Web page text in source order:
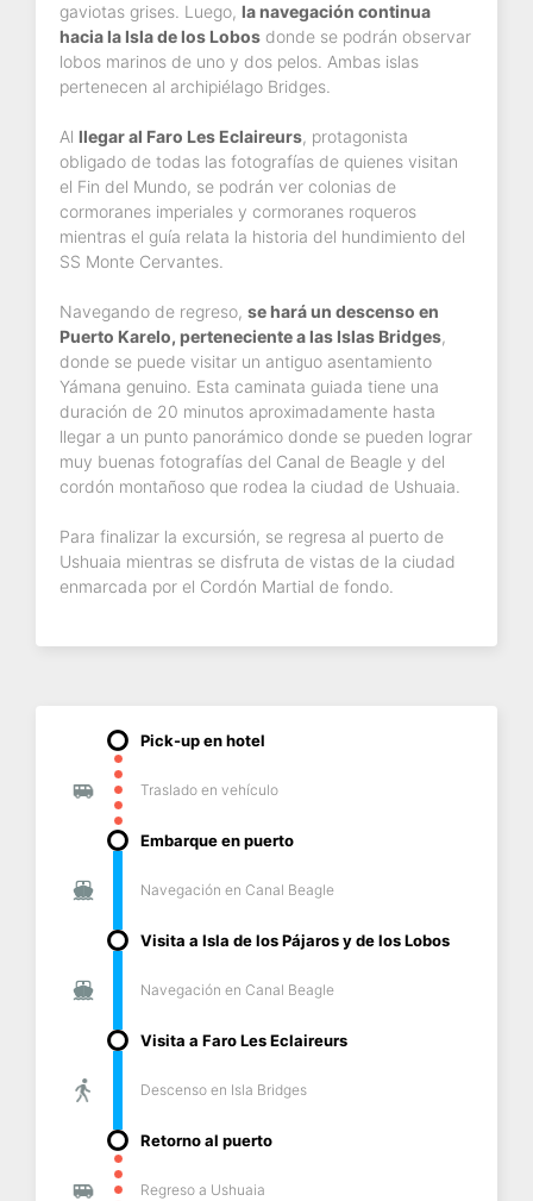
gaviotas grises. Luego, la navegación continua
hacia la Isla de los Lobos donde se podrán observar
lobos marinos de uno y dos pelos. Ambas islas
pertenecen al archipiélago Bridges.
Al llegar al Faro Les Eclaireurs, protagonista
obligado de todas las fotografías de quienes visitan
el Fin del Mundo, se podrán ver colonias de
cormoranes imperiales y cormoranes roqueros
mientras el guía relata la historia del hundimiento del
SS Monte Cervantes.
Navegando de regreso, se hará un descenso en
Puerto Karelo, perteneciente a las Islas Bridges,
donde se puede visitar un antiguo asentamiento
Yámana genuino. Esta caminata guiada tiene una
duración de 20 minutos aproximadamente hasta
llegar a un punto panorámico donde se pueden lograr
muy buenas fotografías del Canal de Beagle y del
cordón montañoso que rodea la ciudad de Ushuaia.
Para finalizar la excursión, se regresa al puerto de
Ushuaia mientras se disfruta de vistas de la ciudad
enmarcada por el Cordón Martial de fondo.
Pick-up en hotel
Traslado en vehículo
Embarque en puerto
Navegación en Canal Beagle
Visita a Isla de los Pájaros y de los Lobos
Navegación en Canal Beagle
Visita a Faro Les Eclaireurs
Descenso en Isla Bridges
Retorno al puerto
Regreso a Ushuaia